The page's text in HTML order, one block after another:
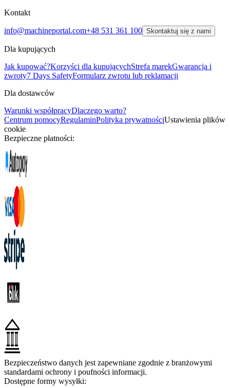
Kontakt
info@machineportal.com+48 531 361 100 Skontaktuj się z nami
Dla kupujących
Jak kupować?Korzyści dla kupującychStrefa marekGwarancja i
zwroty7 Days SafetyFormularz zwrotu lub reklamacji
Dla dostawców
Warunki współpracyDlaczego warto?
Centrum pomocyRegulaminPolityka prywatnościUstawienia plików
cookie
Bezpieczne płatności:
Bezpieczeństwo danych jest zapewniane zgodnie z branżowymi
standardami ochrony i poufności informacji.
Dostępne formy wysyłki: